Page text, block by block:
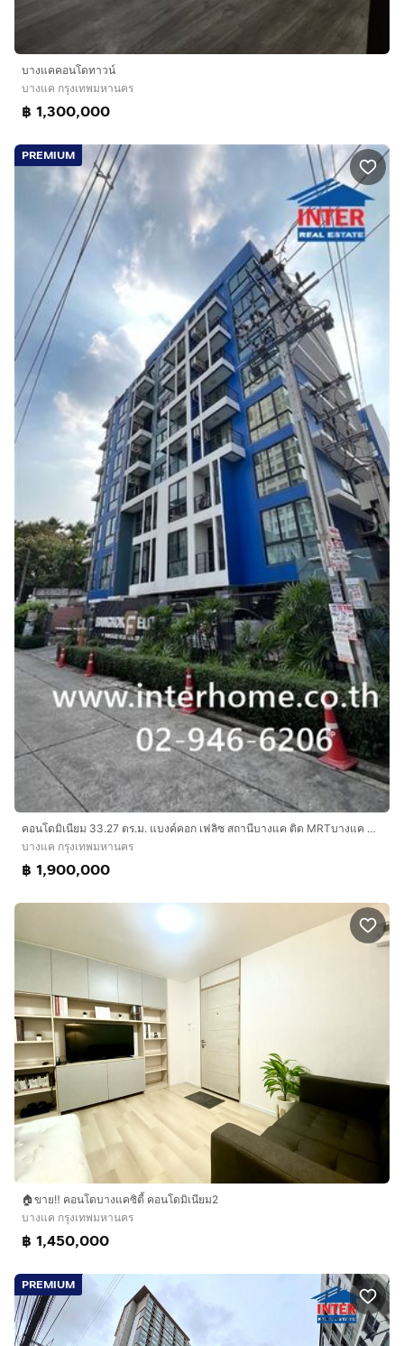
บางแคคอนโดทาวน์
บางแค กรุงเทพมหานคร
฿ 1,300,000
PREMIUM
คอนโดมิเนียม 33.27 ตร.ม. แบงค์คอก เฟลิซ สถานีบางแค ติด MRTบางแค ซอยเพชรเกษม39-2 ถนนกาญจนาภิเษก ถนนเพชรเกษม เขตบางแค กรุงเทพมหานคร
บางแค กรุงเทพมหานคร
฿ 1,900,000
🏠ขาย‼️ คอนโดบางแคซิตี้ คอนโดมิเนียม2
บางแค กรุงเทพมหานคร
฿ 1,450,000
PREMIUM